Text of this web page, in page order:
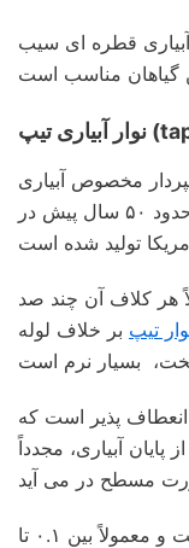
قطره ای سیب
گیاهان مناسب است
مخصوص آبیاری
قطره ای محسوب می شود که اولین بار حدود ۵۰ سال پیش در
هر کلاف آن چند صد
تیپ بر خلاف لوله
پذیر است که
آبیاری، مجدداً
بسیار نازک است و معمولاً بین ۰.۱ تا